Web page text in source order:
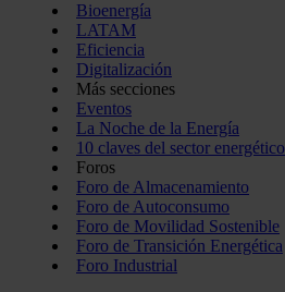
Bioenergía
LATAM
Eficiencia
Digitalización
Más secciones
Eventos
La Noche de la Energía
10 claves del sector energético
Foros
Foro de Almacenamiento
Foro de Autoconsumo
Foro de Movilidad Sostenible
Foro de Transición Energética
Foro Industrial